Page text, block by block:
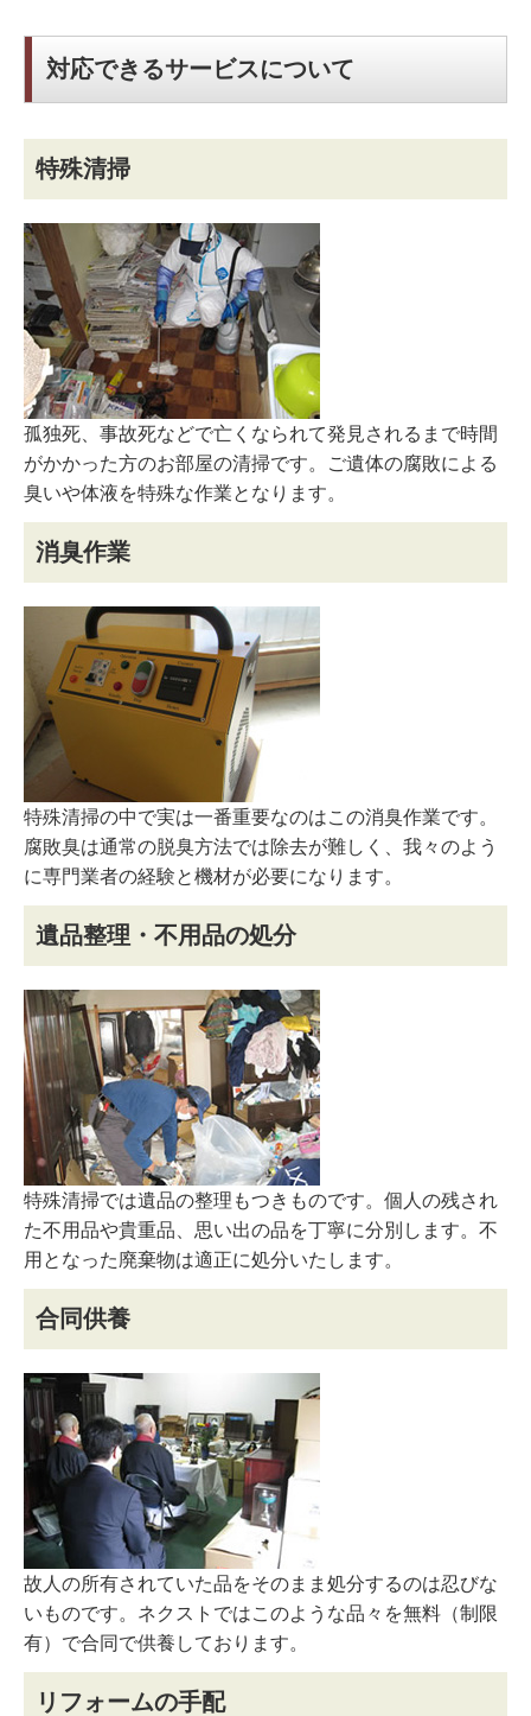
対応できるサービスについて
特殊清掃
孤独死、事故死などで亡くなられて発見されるまで時間
がかかった方のお部屋の清掃です。ご遺体の腐敗による
臭いや体液を特殊な作業となります。
消臭作業
特殊清掃の中で実は一番重要なのはこの消臭作業です。
腐敗臭は通常の脱臭方法では除去が難しく、我々のよう
に専門業者の経験と機材が必要になります。
遺品整理・不用品の処分
特殊清掃では遺品の整理もつきものです。個人の残され
た不用品や貴重品、思い出の品を丁寧に分別します。不
用となった廃棄物は適正に処分いたします。
合同供養
故人の所有されていた品をそのまま処分するのは忍びな
いものです。ネクストではこのような品々を無料（制限
有）で合同で供養しております。
リフォームの手配